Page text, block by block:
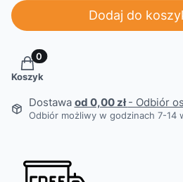
Dodaj do
Produkty w koszyku: 0.
Koszyk
Dostawa od 0,00 zł- Odbiór
Odbiór możliwy w godzinach 7-14